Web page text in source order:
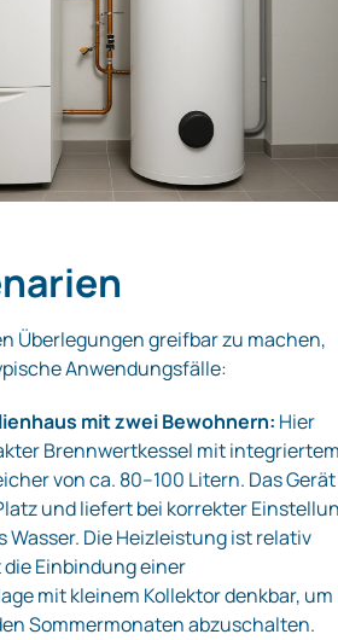
Überlegungen greifbar zu machen,
Anwendungsfälle:
mit zwei Bewohnern: Hier
Brennwertkessel mit
von ca. 80–100 Litern. Das Gerät
und liefert bei korrekter
Wasser. Die Heizleistung ist relativ
Einbindung einer
mit kleinem Kollektor denkbar, um
Sommermonaten abzuschalten.